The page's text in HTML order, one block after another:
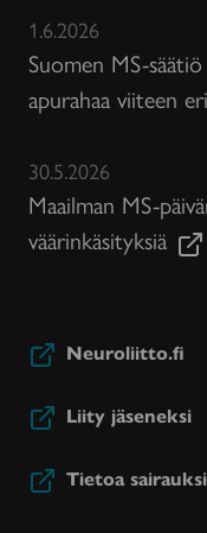
1.6.2026
Suomen MS-
apurahaa viiteen
30.5.2026
Maailman MS-
väärinkäsityksiä
Neuroliitto.fi
Liity jäseneksi
Tietoa